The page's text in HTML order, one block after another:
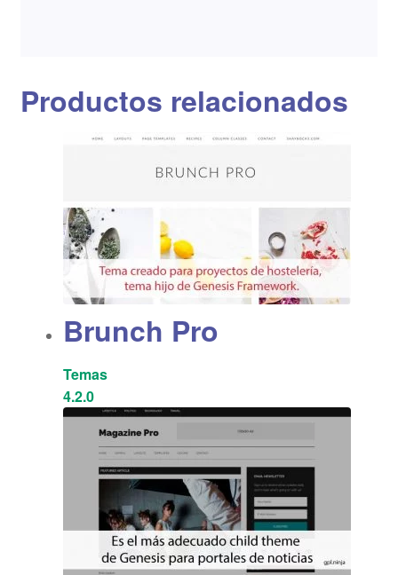
Productos relacionados
Brunch Pro
Temas
4.2.0